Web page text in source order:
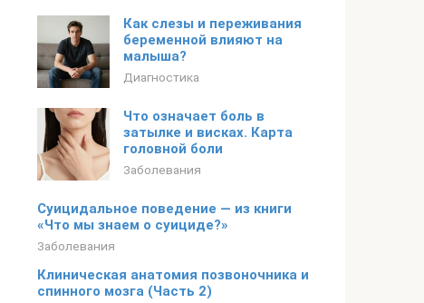
Как слезы и переживания
беременной влияют на
малыша?
Диагностика
Что означает боль в
затылке и висках. Карта
головной боли
Заболевания
Суицидальное поведение — из книги
«Что мы знаем о суициде?»
Заболевания
Клиническая анатомия позвоночника и
спинного мозга (Часть 2)